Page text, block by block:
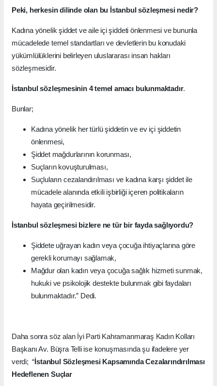
Peki, herkesin dilinde olan bu İstanbul sözleşmesi nedir?
Kadına yönelik şiddet ve aile içi şiddeti önlenmesi ve bununla
mücadelede temel standartları ve devletlerin bu konudaki
yükümlülüklerini belirleyen uluslararası insan hakları
sözleşmesidir.
İstanbul sözleşmesinin 4 temel amacı bulunmaktadır.
Bunlar;
Kadına yönelik her türlü şiddetin ve ev içi şiddetin
önlenmesi,
Şiddet mağdurlarının korunması,
Suçların kovuşturulması,
Suçluların cezalandırılması ve kadına karşı şiddet ile
mücadele alanında etkili işbirliği içeren politikaların
hayata geçirilmesidir.
İstanbul sözleşmesi bizlere ne tür bir fayda sağlıyordu?
Şiddete uğrayan kadın veya çocuğa ihtiyaçlarına göre
gerekli korumayı sağlamak,
Mağdur olan kadın veya çocuğa sağlık hizmeti sunmak,
hukuki ve psikolojik destekte bulunmak gibi faydaları
bulunmaktadır.” Dedi.
Daha sonra söz alan İyi Parti Kahramanmaraş Kadın Kolları
Başkanı Av. Büşra Telli ise konuşmasında şu ifadelere yer
verdi; “İstanbul Sözleşmesi Kapsamında Cezalarındırılması
Hedeflenen Suçlar